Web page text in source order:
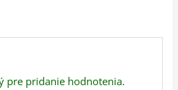
pre pridanie hodnotenia.